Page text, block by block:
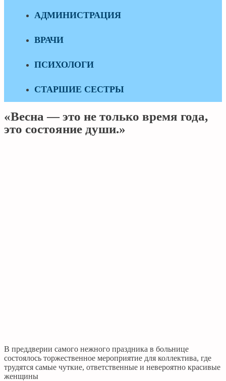
АДМИНИСТРАЦИЯ
ВРАЧИ
ПСИХОЛОГИ
СТАРШИЕ СЕСТРЫ
«Весна — это не только время года,
это состояние души.»
В преддверии самого нежного праздника в больнице
состоялось торжественное мероприятие для коллектива, где
трудятся самые чуткие, ответственные и невероятно красивые
женщины